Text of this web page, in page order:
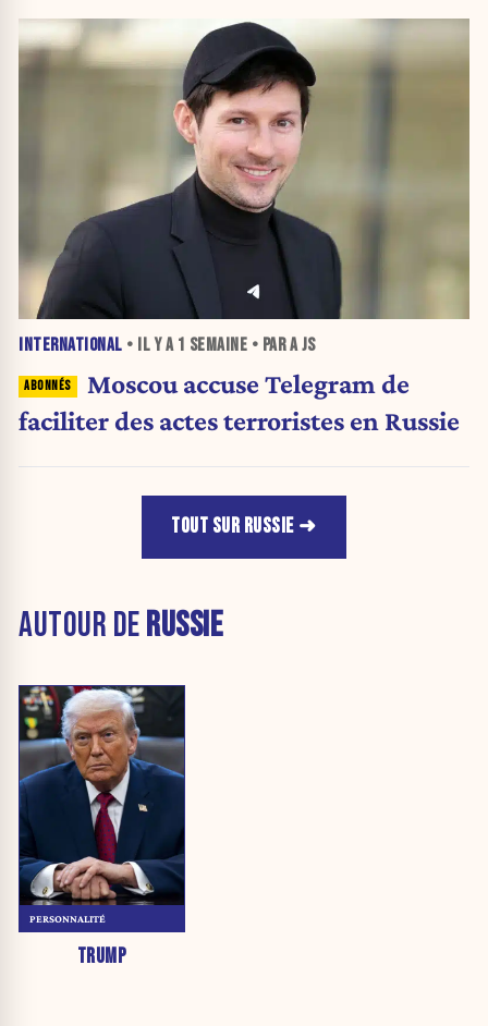
INTERNATIONAL • IL Y A 1 SEMAINE • PAR A JS
Moscou accuse Telegram de
faciliter des actes terroristes en Russie
TOUT SUR RUSSIE
AUTOUR DERUSSIE
TRUMP
PERSONNALITÉ